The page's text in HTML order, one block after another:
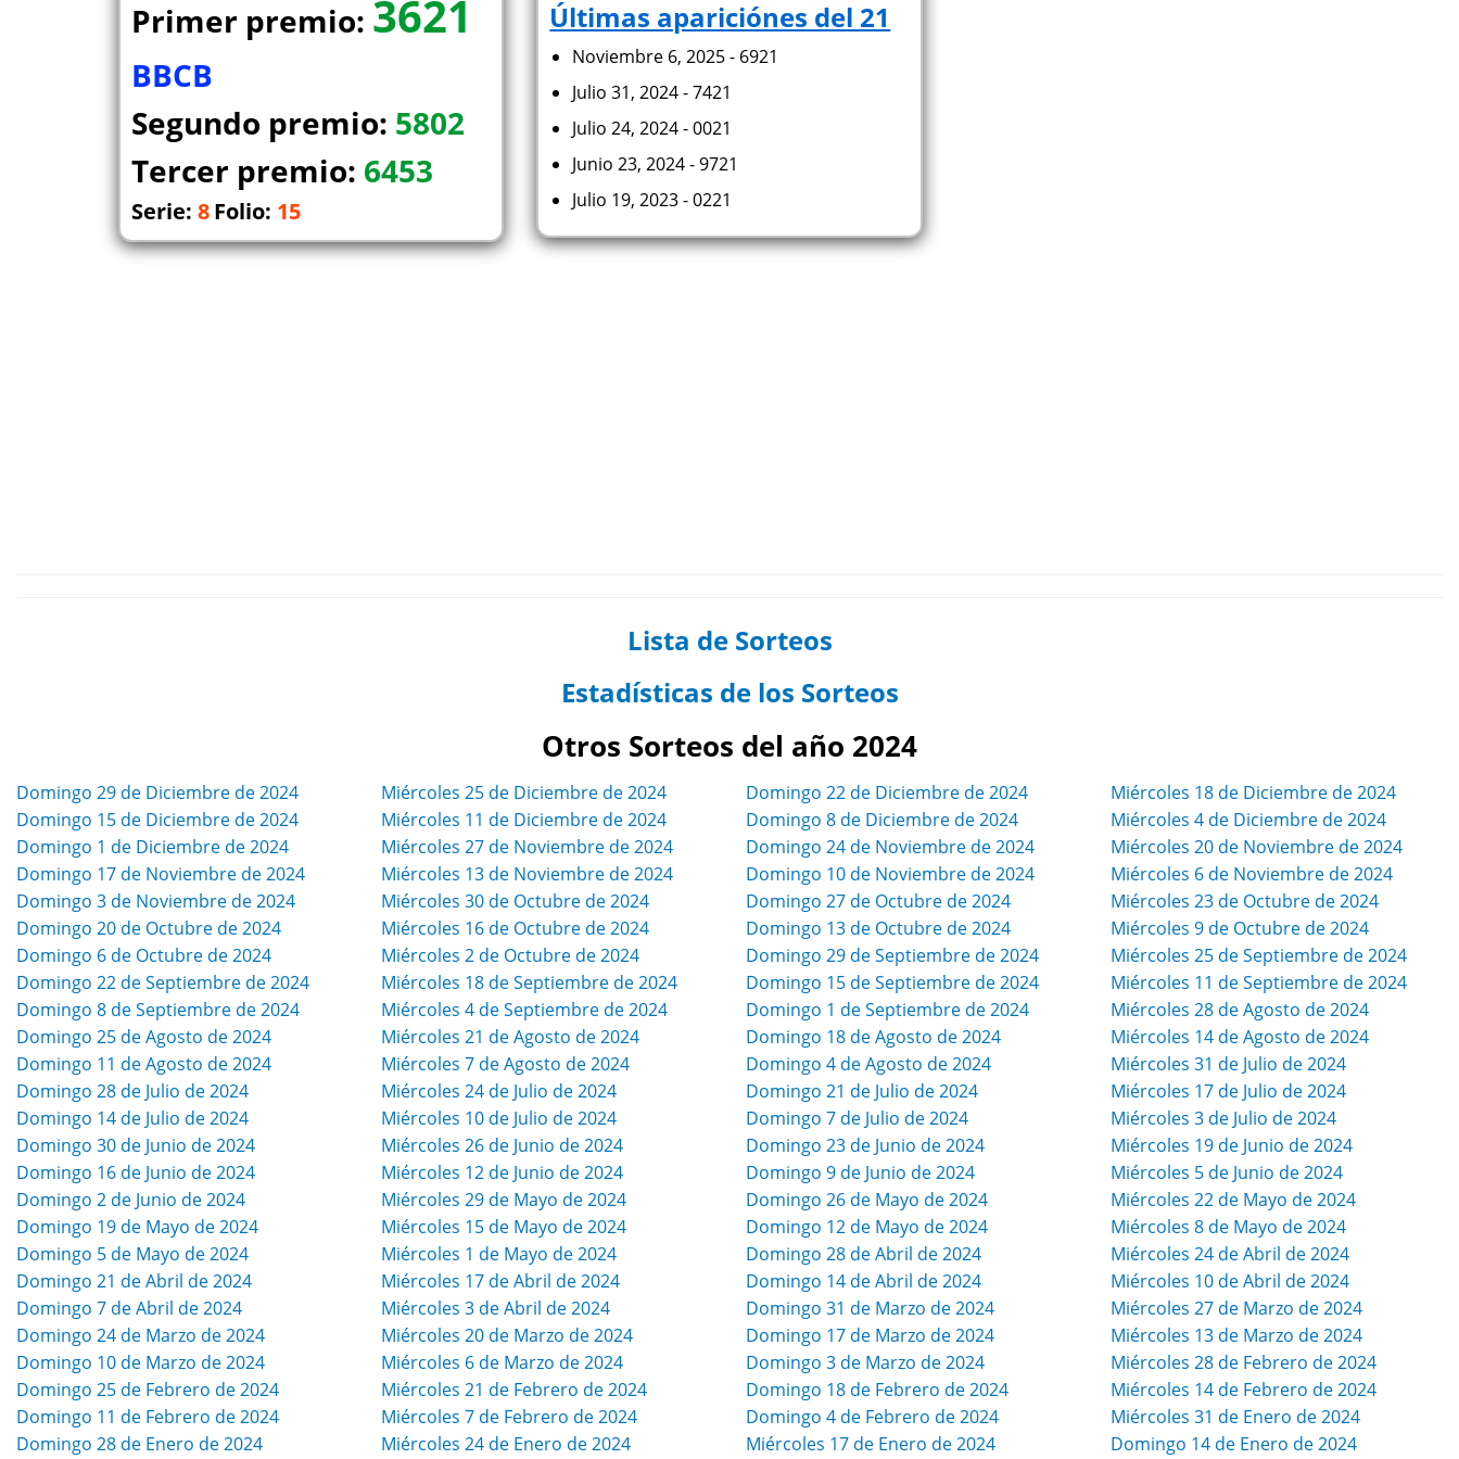
Primer premio: 3621
BBCB
Segundo premio: 5802
Tercer premio: 6453
Serie: 8Folio: 15
Últimas apariciónes del 21
Noviembre 6, 2025 - 6921
Julio 31, 2024 - 7421
Julio 24, 2024 - 0021
Junio 23, 2024 - 9721
Julio 19, 2023 - 0221
Lista de Sorteos
Estadísticas de los Sorteos
Otros Sorteos del año 2024
Domingo 29 de Diciembre de 2024 Miércoles 25 de Diciembre de 2024 Domingo 22 de Diciembre de 2024
Miércoles 18 de Diciembre de 2024
Domingo 15 de Diciembre de 2024
Miércoles 11 de Diciembre de 2024 Domingo 8 de Diciembre de 2024
Miércoles 4 de Diciembre de 2024
Domingo 1 de Diciembre de 2024
Miércoles 27 de Noviembre de 2024 Domingo 24 de Noviembre de 2024
Miércoles 20 de Noviembre de 2024
Domingo 17 de Noviembre de 2024
Miércoles 13 de Noviembre de 2024 Domingo 10 de Noviembre de 2024
Miércoles 6 de Noviembre de 2024
Domingo 3 de Noviembre de 2024
Miércoles 30 de Octubre de 2024 Domingo 27 de Octubre de 2024
Miércoles 23 de Octubre de 2024
Domingo 20 de Octubre de 2024
Miércoles 16 de Octubre de 2024 Domingo 13 de Octubre de 2024
Miércoles 9 de Octubre de 2024
Domingo 6 de Octubre de 2024
Miércoles 2 de Octubre de 2024 Domingo 29 de Septiembre de 2024
Miércoles 25 de Septiembre de 2024
Domingo 22 de Septiembre de 2024
Miércoles 18 de Septiembre de 2024 Domingo 15 de Septiembre de 2024
Miércoles 11 de Septiembre de 2024
Domingo 8 de Septiembre de 2024
Miércoles 4 de Septiembre de 2024 Domingo 1 de Septiembre de 2024
Miércoles 28 de Agosto de 2024
Domingo 25 de Agosto de 2024
Miércoles 21 de Agosto de 2024 Domingo 18 de Agosto de 2024
Miércoles 14 de Agosto de 2024
Domingo 11 de Agosto de 2024
Miércoles 7 de Agosto de 2024 Domingo 4 de Agosto de 2024
Miércoles 31 de Julio de 2024
Domingo 28 de Julio de 2024
Miércoles 24 de Julio de 2024 Domingo 21 de Julio de 2024
Miércoles 17 de Julio de 2024
Domingo 14 de Julio de 2024
Miércoles 10 de Julio de 2024 Domingo 7 de Julio de 2024
Miércoles 3 de Julio de 2024
Domingo 30 de Junio de 2024
Miércoles 26 de Junio de 2024 Domingo 23 de Junio de 2024
Miércoles 19 de Junio de 2024
Domingo 16 de Junio de 2024
Miércoles 12 de Junio de 2024 Domingo 9 de Junio de 2024
Miércoles 5 de Junio de 2024
Domingo 2 de Junio de 2024
Miércoles 29 de Mayo de 2024 Domingo 26 de Mayo de 2024
Miércoles 22 de Mayo de 2024
Domingo 19 de Mayo de 2024
Miércoles 15 de Mayo de 2024 Domingo 12 de Mayo de 2024
Miércoles 8 de Mayo de 2024
Domingo 5 de Mayo de 2024
Miércoles 1 de Mayo de 2024 Domingo 28 de Abril de 2024
Miércoles 24 de Abril de 2024
Domingo 21 de Abril de 2024
Miércoles 17 de Abril de 2024 Domingo 14 de Abril de 2024
Miércoles 10 de Abril de 2024
Domingo 7 de Abril de 2024
Miércoles 3 de Abril de 2024 Domingo 31 de Marzo de 2024
Miércoles 27 de Marzo de 2024
Domingo 24 de Marzo de 2024
Miércoles 20 de Marzo de 2024 Domingo 17 de Marzo de 2024
Miércoles 13 de Marzo de 2024
Domingo 10 de Marzo de 2024
Miércoles 6 de Marzo de 2024 Domingo 3 de Marzo de 2024
Miércoles 28 de Febrero de 2024
Domingo 25 de Febrero de 2024
Miércoles 21 de Febrero de 2024 Domingo 18 de Febrero de 2024
Miércoles 14 de Febrero de 2024
Domingo 11 de Febrero de 2024
Miércoles 7 de Febrero de 2024 Domingo 4 de Febrero de 2024
Miércoles 31 de Enero de 2024
Domingo 28 de Enero de 2024
Miércoles 24 de Enero de 2024 Miércoles 17 de Enero de 2024 Domingo 14 de Enero de 2024